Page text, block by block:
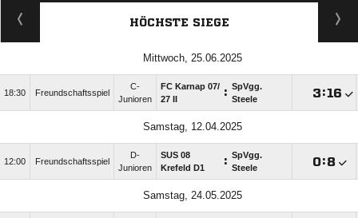
HÖCHSTE SIEGE
Mittwoch, 25.06.2025
18:30 Freundschaftsspiel
C-
Junioren
FC Karnap 07/​
27 II
: SpVgg.
Steele
:
Samstag, 12.04.2025
12:00 Freundschaftsspiel
D-
Junioren
SUS 08
Krefeld D1
: SpVgg.
Steele
:
Samstag, 24.05.2025